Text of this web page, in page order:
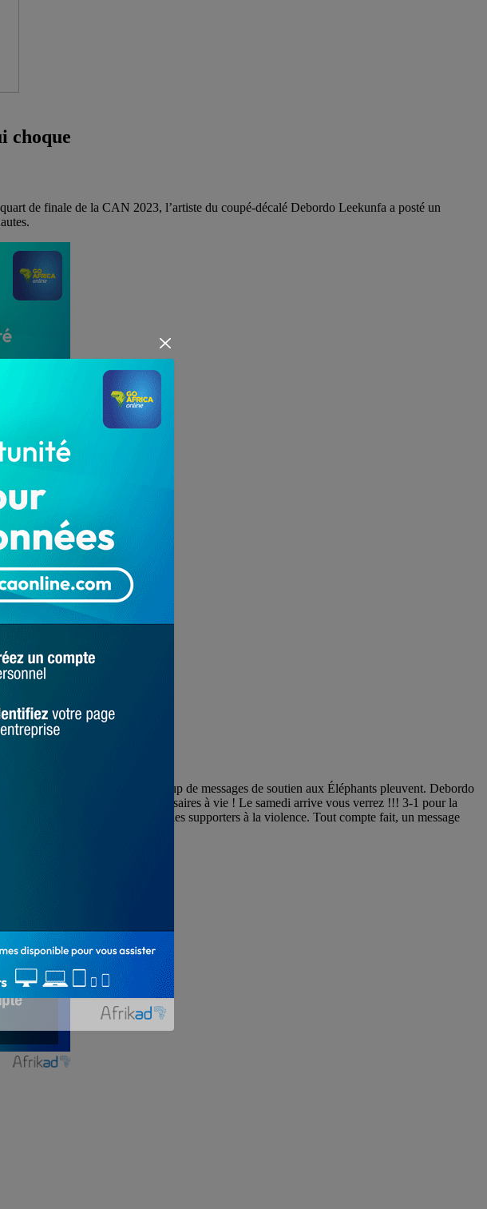
choque
de finale de la CAN 2023, l’artiste du coupé-décalé Debordo Leekunfa a posté un
le samedi prochain. Et beaucoup de messages de soutien aux Éléphants pleuvent. Debordo
seront jamais frères mais adversaires à vie ! Le samedi arrive vous verrez !!! 3-1 pour la
un poste destiné à appeler les supporters à la violence. Tout compte fait, un message